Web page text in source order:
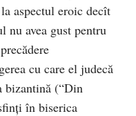
aspectul eroic decît
nu avea gust pentru
cu care el judecă
bizantină (“Din
în biserica